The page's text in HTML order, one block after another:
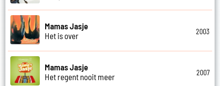
Mamas Jasje
Het is over
2003
Mamas Jasje
Het regent nooit meer
2007